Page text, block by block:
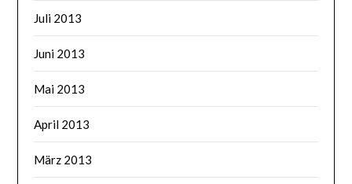
Juli 2013
Juni 2013
Mai 2013
April 2013
März 2013